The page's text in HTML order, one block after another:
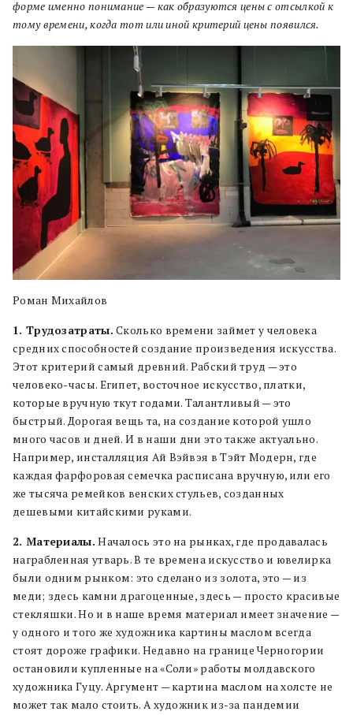
форме именно понимание — как образуются цены с отсылкой к
тому времени, когда тот или иной критерий цены появился.
Роман Михайлов
1. Трудозатраты. Сколько времени займет у человека
средних способностей создание произведения искусства.
Этот критерий самый древний. Рабский труд — это
человеко-часы. Египет, восточное искусство, платки,
которые вручную ткут годами. Талантливый — это
быстрый. Дорогая вещь та, на создание которой ушло
много часов и дней. И в наши дни это также актуально.
Например, инсталляция Ай Вэйвэя в Тэйт Модерн, где
каждая фарфоровая семечка расписана вручную, или его
же тысяча ремейков венских стульев, созданных
дешевыми китайскими руками.
2. Материалы. Началось это на рынках, где продавалась
награбленная утварь. В те времена искусство и ювелирка
были одним рынком: это сделано из золота, это — из
меди; здесь камни драгоценные, здесь — просто красивые
стекляшки. Но и в наше время материал имеет значение —
у одного и того же художника картины маслом всегда
стоят дороже графики. Недавно на границе Черногории
остановили купленные на «Соли» работы молдавского
художника Гуцу. Аргумент — картина маслом на холсте не
может так мало стоить. А художник из-за пандемии